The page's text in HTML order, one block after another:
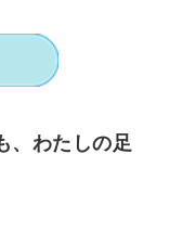
、わたしの足